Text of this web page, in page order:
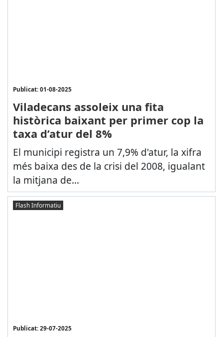
Publicat: 01-08-2025
Viladecans assoleix una fita
històrica baixant per primer cop la
taxa d’atur del 8%
El municipi registra un 7,9% d'atur, la xifra
més baixa des de la crisi del 2008, igualant
la mitjana de...
Flash Informatiu
Publicat: 29-07-2025